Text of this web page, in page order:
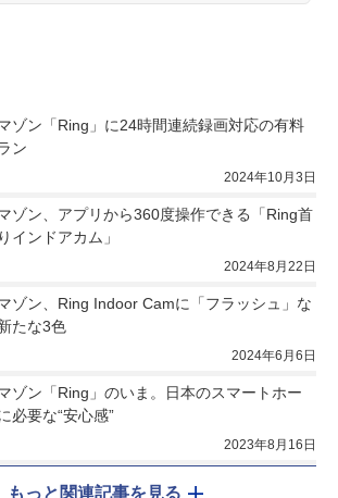
ゾン「Ring」に24時間連続録画対応の有料
ン
2024年10月3日
ゾン、アプリから360度操作できる「Ring首
インドアカム」
2024年8月22日
ゾン、Ring Indoor Camに「フラッシュ」な
たな3色
2024年6月6日
ゾン「Ring」のいま。日本のスマートホー
必要な“安心感”
2023年8月16日
もっと関連記事を見る